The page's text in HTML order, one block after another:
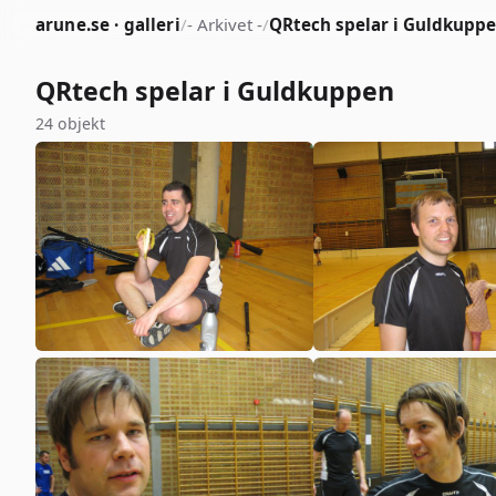
arune.se · galleri/- Arkivet -/QRtech spelar i
QRtech spelar i Guldkuppen
24 objekt